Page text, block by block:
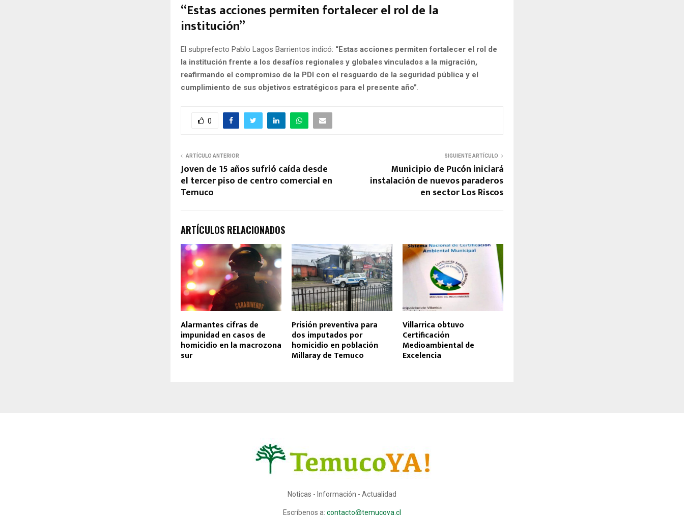
“Estas acciones permiten fortalecer el rol de la
institución”
El subprefecto Pablo Lagos Barrientos indicó: “Estas acciones permiten fortalecer el rol de
la institución frente a los desafíos regionales y globales vinculados a la migración,
reafirmando el compromiso de la PDI con el resguardo de la seguridad pública y el
cumplimiento de sus objetivos estratégicos para el presente año”.
0
ARTÍCULO ANTERIOR
Joven de 15 años sufrió caída desde
el tercer piso de centro comercial en
Temuco
SIGUIENTE ARTÍCULO
Municipio de Pucón iniciará
instalación de nuevos paraderos
en sector Los Riscos
ARTÍCULOS RELACIONADOS
Alarmantes cifras de
impunidad en casos de
homicidio en la macrozona
sur
Prisión preventiva para
dos imputados por
homicidio en población
Millaray de Temuco
Villarrica obtuvo
Certificación
Medioambiental de
Excelencia
Noticas - Información - Actualidad
Escríbenos a: contacto@temucoya.cl